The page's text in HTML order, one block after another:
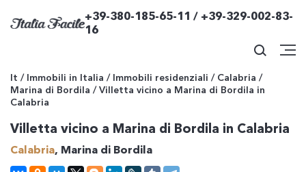
+39-380-185-65-11 / +39-329-002-83-
16
It / Immobili in Italia / Immobili residenziali / Calabria /
Marina di Bordila /Villetta vicino a Marina di Bordila in
Calabria
Villetta vicino a Marina di Bordila in Calabria
Calabria, Marina di Bordila